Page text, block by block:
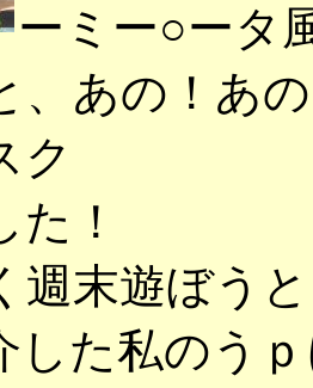
ーミー○ータ
、あの！あ
ク
！
週末遊ぼう
した私のう